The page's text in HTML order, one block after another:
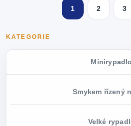
KATEGORIE
Minirypadlo
Smykem řízený
Velké
1 2 3